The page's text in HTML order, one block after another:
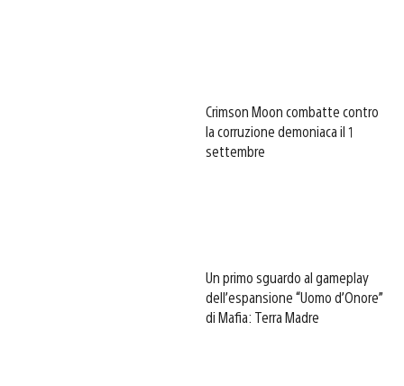
Crimson Moon combatte contro
la corruzione demoniaca il 1
settembre
Un primo sguardo al gameplay
dell’espansione “Uomo d’Onore”
di Mafia: Terra Madre